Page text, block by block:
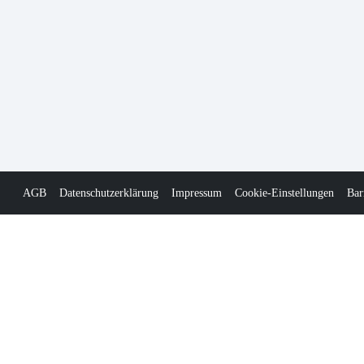
AGB Datenschutzerklärung Impressum Cookie-Einstellungen